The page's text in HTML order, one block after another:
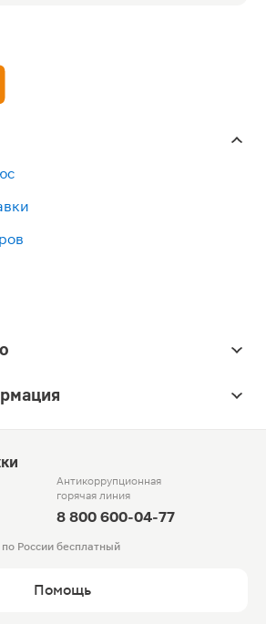
Антикоррупционная
горячая линия
8 800 600-04-77
России бесплатный
Помощь